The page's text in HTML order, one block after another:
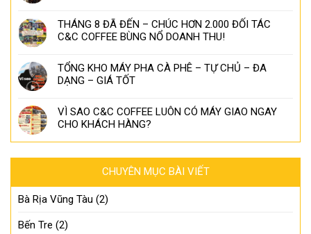
THÁNG 8 ĐÃ ĐẾN – CHÚC HƠN 2.000 ĐỐI TÁC
C&C COFFEE BÙNG NỔ DOANH THU!
TỔNG KHO MÁY PHA CÀ PHÊ – TỰ CHỦ – ĐA
DẠNG – GIÁ TỐT
VÌ SAO C&C COFFEE LUÔN CÓ MÁY GIAO NGAY
CHO KHÁCH HÀNG?
CHUYÊN MỤC BÀI VIẾT
Bà Rịa Vũng Tàu (2)
Bến Tre (2)